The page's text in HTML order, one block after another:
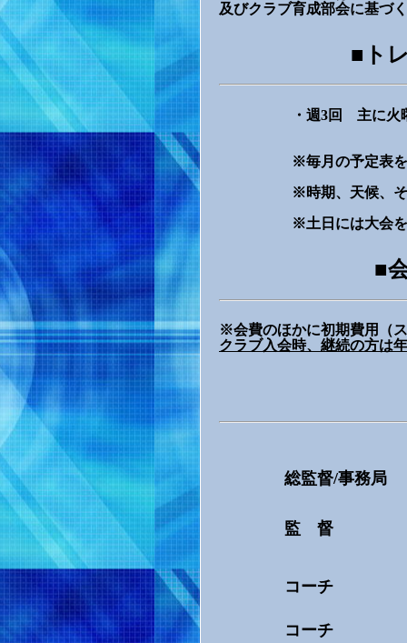
及びクラブ育成部会に基づ
■ト
・週3回 主に火曜日、
※毎月の予定表を配
※時期、天候、その他
※土日には大会を含め
■
※会費のほかに初期費用（
クラブ入会時、継続の方は
総監督/事務局
監 督
コーチ
コーチ